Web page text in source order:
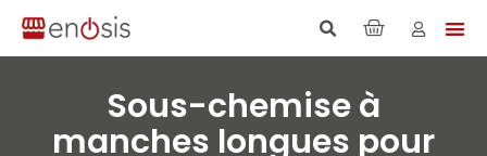
Sous-​chemise à
manches longues pour